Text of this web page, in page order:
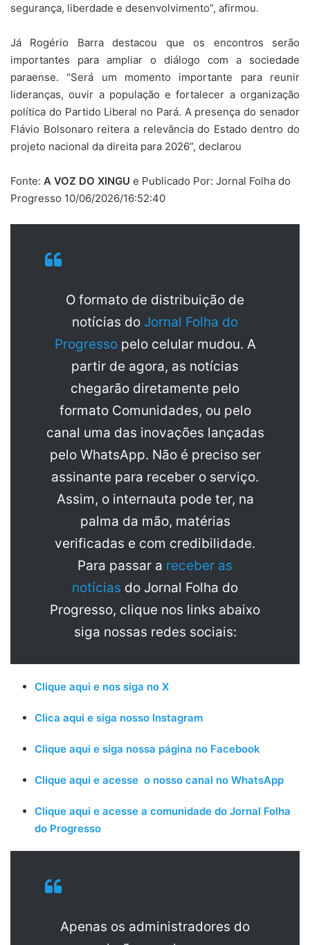
segurança, liberdade e desenvolvimento”, afirmou.
Já Rogério Barra destacou que os encontros serão
importantes para ampliar o diálogo com a sociedade
paraense. “Será um momento importante para reunir
lideranças, ouvir a população e fortalecer a organização
política do Partido Liberal no Pará. A presença do senador
Flávio Bolsonaro reitera a relevância do Estado dentro do
projeto nacional da direita para 2026”, declarou
Fonte: A VOZ DO XINGU e Publicado Por: Jornal Folha do
Progresso 10/06/2026/16:52:40
O formato de distribuição de
notícias do Jornal Folha do
Progresso pelo celular mudou. A
partir de agora, as notícias
chegarão diretamente pelo
formato Comunidades, ou pelo
canal uma das inovações lançadas
pelo WhatsApp. Não é preciso ser
assinante para receber o serviço.
Assim, o internauta pode ter, na
palma da mão, matérias
verificadas e com credibilidade.
Para passar a receber as
notícias do Jornal Folha do
Progresso, clique nos links abaixo
siga nossas redes sociais:
Clique aqui e nos siga no X
Clica aqui e siga nosso Instagram
Clique aqui e siga nossa página no Facebook
Clique aqui e acesse o nosso canal no WhatsApp
Clique aqui e acesse a comunidade do Jornal Folha
do Progresso
Apenas os administradores do